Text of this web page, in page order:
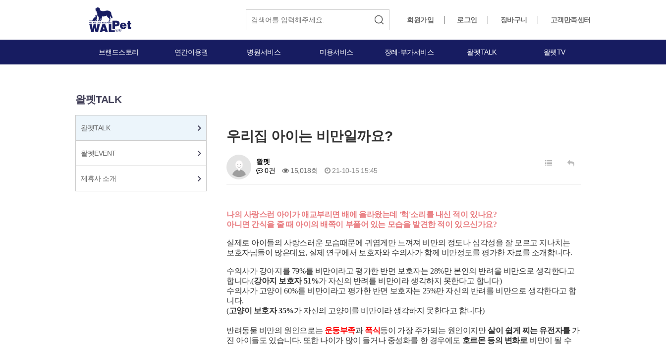
회원가입 로그인 장바구니 고객만족센터
브랜드스토리 연간이용권 병원서비스 미용서비스 장례·부가서비스 왈펫TALK 왈펫TV
왈펫TALK
왈펫TALK
왈펫EVENT
제휴사 소개
우리집 아이는 비만일까요?
왈펫
0건
15,018회 21-10-15 15:45
나의 사랑스런 아이가 애교부리면 배에 올라왔는데 '헉'소리를 내신 적이 있나요?
아니면 간식을 줄 때 아이의 배쪽이 부풀어 있는 모습을 발견한 적이 있으신가요?
실제로 아이들의 사랑스러운 모습때문에 귀엽게만 느껴져 비만의 정도나 심각성을 잘 모르고 지나치는
보호자님들이 많은데요, 실제 연구에서 보호자와 수의사가 함께 비만정도를 평가한 자료를 소개합니다.
수의사가 강아지를 79%를 비만이라고 평가한 반면 보호자는 28%만 본인의 반려을 비만으로 생각한다고
합니다.(강아지 보호자 51%가 자신의 반려를 비만이라 생각하지 못한다고 합니다)
수의사가 고양이 60%를 비만이라고 평가한 반면 보호자는 25%만 자신의 반려를 비만으로 생각한다고 합
니다.
(고양이 보호자 35%가 자신의 고양이를 비만이라 생각하지 못한다고 합니다)
반려동물 비만의 원인으로는 운동부족과 폭식등이 가장 주가되는 원인이지만살이 쉽게 찌는 유전자를가
진 아이들도 있습니다. 또한 나이가 많이 들거나 중성화를 한 경우에도 호르몬 등의 변화로 비만이 될 수